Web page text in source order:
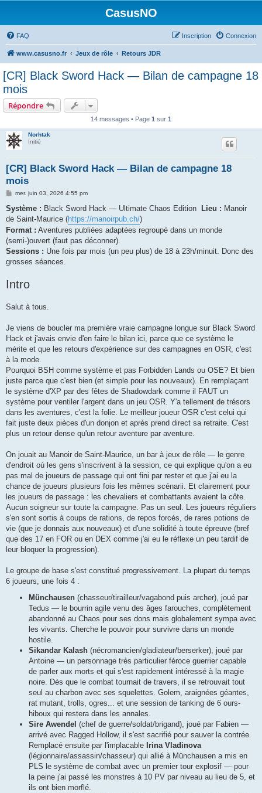
CasusNO
FAQ Connexion
Inscription
www.casusno.fr Jeux de rôle Retours JDR
[CR] Black Sword Hack — Bilan de campagne 18
mois
Répondre
14 messages • Page 1 sur 1
Norhtak
Initié
[CR] Black Sword Hack — Bilan de campagne 18
mois
M
s
s
a
g
e
mer. juin 03, 2026 4:55 pm
Système : Black Sword Hack — Ultimate Chaos Edition Lieu : Manoir
de Saint-Maurice (https://manoirpub.ch/)
Format : Aventures publiées adaptées regroupé dans un monde
(semi-)ouvert (faut pas déconner).
Sessions : Une fois par mois (un peu plus) de 18 à 23h/minuit. Donc des
grosses séances.
Intro
Salut à tous.
Je viens de boucler ma première vraie campagne longue sur Black Sword
Hack et j'avais envie d'en faire le bilan ici, parce que ce système le
mérite et que les retours d'expérience sur des campagnes en OSR, c'est
à la mode.
Pourquoi BSH comme système et pas Forbidden Lands ou OSE? Et bien
juste parce que c'est bien (et simple pour les nouveaux). En remplaçant
le système d'XP par des fêtes de Shadowdark comme il FAUT un
système pour ventiler l'argent dans un jeu OSR. Y'a tellement de trésors
dans les aventures, c'est la folie. Le meilleur joueur OSR c'est celui qui
fait juste deux pièces d'un donjon et après prend direct sa retraite. C'est
plus un retour dense qu'un retour aventure par aventure.
On jouait au Manoir de Saint-Maurice, un bar à jeux de rôle — le genre
d'endroit où les gens s'inscrivent à la session, ce qui explique qu'on a eu
pas mal de joueurs de passage qui ont fini par rester et que j'ai eu la
chance de joueurs plusieurs fois les mêmes scénarii. Et clairement pour
les joueurs de passage : les chevaliers et combattants avaient la côte.
Aucun soigneur sur toute la campagne. Pas un seul. Les joueurs réguliers
s'en sont sortis à coups de rations, de repos forcés, de rares potions de
vie (que je donnais aux nouveaux) et d'une solidité à toute épreuve (bref
que des 17 en FOR ou en DEX comme j'ai eu le réflexe un peu tardif de
leur bloquer la progression).
Le groupe de base s'est constitué progressivement. La plupart du temps
6 joueurs, une fois 4 :
Münchausen (chasseur/tirailleur/vagabond puis archer), joué par
Tedus — le bourrin agile venu des âges farouches, complètement
abandonné au Chaos pour ses dons mais globalement sympa avec
les vivants. Cherche le pouvoir pour survivre dans un monde
hostile.
Sikandar Kalash (nécromancien/gladiateur/berserker), joué par
Antoine — un personnage très particulier féroce guerrier capable
de parler aux morts et qui s'est rapidement intéressé à la magie
noire. Dès que le combat tournait de travers, il se retrouvait tout
seul au charbon avec ses squelettes. Golem, araignées géantes,
rat mutant, trolls, ogres... et une session de tanking de 6 ours-
hiboux qui restera dans les annales.
Sire Awendel (chef de guerre/soldat/brigand), joué par Fabien —
arrivé avec Ragged Hollow, il s'est sacrifié pour sauver la contrée.
Remplacé ensuite par l'implacable Irina Vladinova
(légionnaire/assassin/chasseur) qui allié à Münchausen a mis en
PLS le système de combat avec un premier tour explosif — pour
la peine j'ai passé les monstres à 10 PV par niveau au lieu de 5, et
ils ont bien morflé.